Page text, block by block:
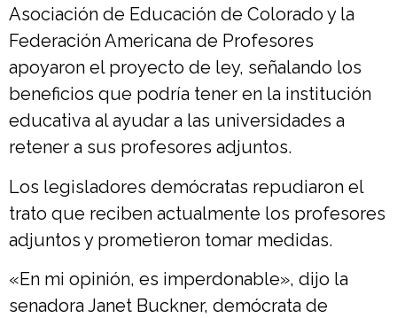
Asociación de Educación de Colorado y la
Federación Americana de Profesores
apoyaron el proyecto de ley, señalando los
beneficios que podría tener en la institución
educativa al ayudar a las universidades a
retener a sus profesores adjuntos.
Los legisladores demócratas repudiaron el
trato que reciben actualmente los profesores
adjuntos y prometieron tomar medidas.
«En mi opinión, es imperdonable», dijo la
senadora Janet Buckner, demócrata de